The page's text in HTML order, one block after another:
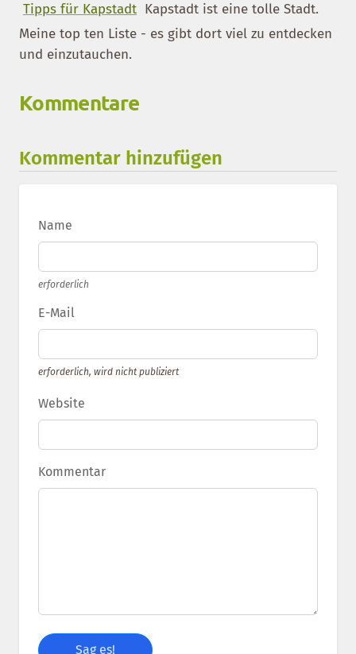
Tipps für Kapstadt Kapstadt ist eine tolle Stadt.
Meine top ten Liste - es gibt dort viel zu entdecken
und einzutauchen.
Kommentare
Kommentar hinzufügen
Name
erforderlich
E-Mail
erforderlich, wird nicht publiziert
Website
Kommentar